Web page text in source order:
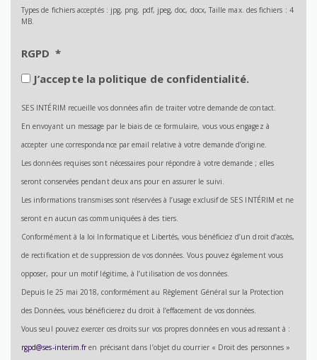
Types de fichiers acceptés : jpg, png, pdf, jpeg, doc, docx, Taille max. des fichiers : 4
MB.
RGPD *
J’accepte la politique de confidentialité.
SES INTÉRIM recueille vos données afin de traiter votre demande de contact.
En envoyant un message par le biais de ce formulaire, vous vous engagez à
accepter une correspondance par email relative à votre demande d’origine.
Les données requises sont nécessaires pour répondre à votre demande ; elles
seront conservées pendant deux ans pour en assurer le suivi.
Les informations transmises sont réservées à l’usage exclusif de SES INTÉRIM et ne
seront en aucun cas communiquées à des tiers.
Conformément à la loi Informatique et Libertés, vous bénéficiez d’un droit d’accès,
de rectification et de suppression de vos données. Vous pouvez également vous
opposer, pour un motif légitime, à l’utilisation de vos données.
Depuis le 25 mai 2018, conformément au Règlement Général sur la Protection
des Données, vous bénéficierez du droit à l’effacement de vos données.
Vous seul pouvez exercer ces droits sur vos propres données en vous adressant à :
rgpd@ses-interim.fr en précisant dans l’objet du courrier « Droit des personnes »